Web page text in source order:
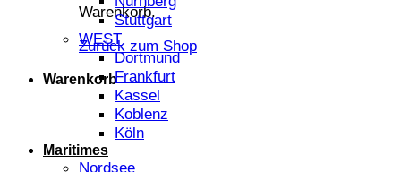
Warenkorb.
Zurück zum Shop
Warenkorb
Stuttgart
WEST
Dortmund
Frankfurt
Kassel
Koblenz
Köln
Maritimes
Nordsee